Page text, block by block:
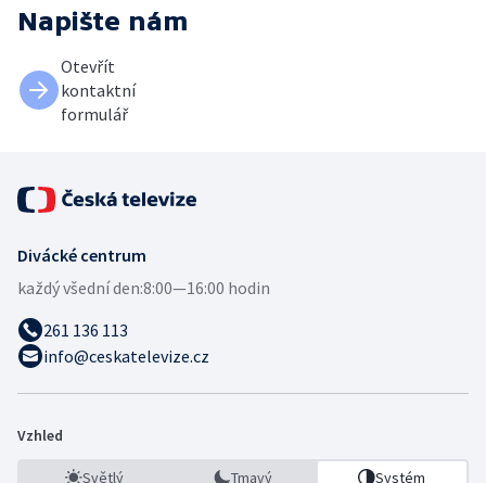
Napište nám
Otevřít
kontaktní
formulář
Divácké centrum
každý všední den:8:00—16:00 hodin
261 136 113
info@ceskatelevize.cz
Vzhled
Světlý Tmavý Systém